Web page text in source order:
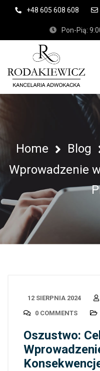
+48 605 608 608
Pon-Pią:
Home Blog
Wprowadzenie
12 SIERPNIA 2024
0 COMMENTS
Oszustwo: